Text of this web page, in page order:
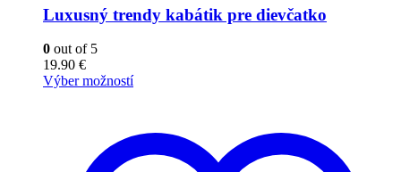
Luxusný trendy kabátik pre dievčatko
0 out of 5
19.90 €
Výber možností